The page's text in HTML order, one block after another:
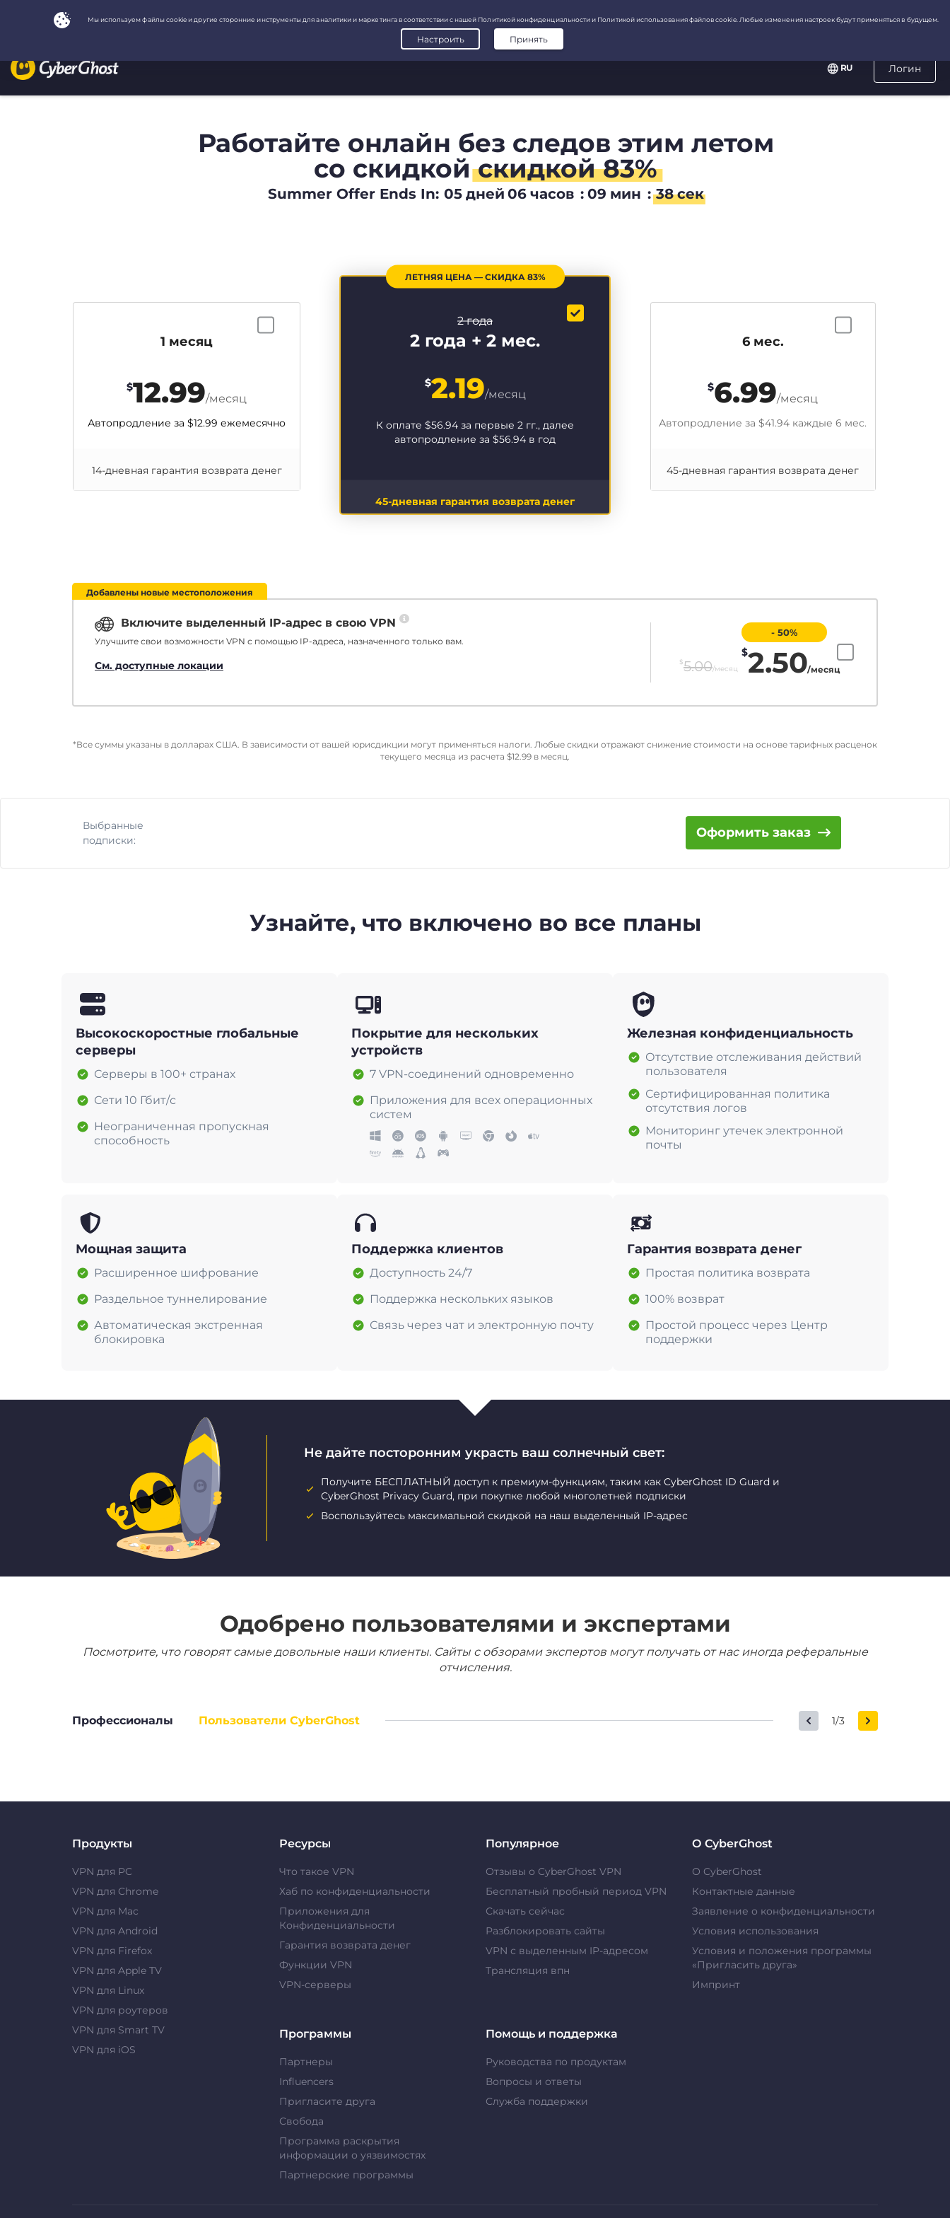
Логин
RU
Работайте онлайн без следов этим летом
со скидкойскидкой 83%
Summer Offer Ends In: 05 дней 06 часов : 09 мин : 37 сек
ЛЕТНЯЯ ЦЕНА — СКИДКА 83%
2 года
2 года + 2 мес.
$2.19/месяц
К оплате $56.94 за первые 2 гг., далее
автопродление за $56.94 в год
45-дневная гарантия возврата денег
6 мес.
$6.99/месяц
Автопродление за $41.94 каждые 6 мес.
45-дневная гарантия возврата денег
1 месяц
$12.99/месяц
Автопродление за $12.99 ежемесячно
14-дневная гарантия возврата денег
Добавлены новые местоположения
Включите выделенный IP-адрес в свою VPN
Улучшите свои возможности VPN с помощью IP-адреса, назначенного только вам.
См. доступные локации $5.00/месяц
- 50%
$2.50/месяц
*Все суммы указаны в долларах США. В зависимости от вашей юрисдикции могут применяться налоги. Любые скидки отражают снижение стоимости на основе тарифных расценок
текущего месяца из расчета $12.99 в месяц.
Выбранные
подписки:
Оформить заказ
Узнайте, что включено во все планы
Высокоскоростные глобальные
серверы
Серверы в 100+ странах
Сети 10 Гбит/с
Неограниченная пропускная
способность
Покрытие для нескольких
устройств
7 VPN-соединений одновременно
Приложения для всех операционных
систем
Железная конфиденциальность
Отсутствие отслеживания действий
пользователя
Сертифицированная политика
отсутствия логов
Мониторинг утечек электронной
почты
Мощная защита
Расширенное шифрование
Раздельное туннелирование
Автоматическая экстренная
блокировка
Поддержка клиентов
Доступность 24/7
Поддержка нескольких языков
Связь через чат и электронную почту
Гарантия возврата денег
Простая политика возврата
100% возврат
Простой процесс через Центр
поддержки
Не дайте посторонним украсть ваш солнечный свет:
Получите БЕСПЛАТНЫЙ доступ к премиум-функциям, таким как CyberGhost ID Guard и
CyberGhost Privacy Guard, при покупке любой многолетней подписки
Воспользуйтесь максимальной скидкой на наш выделенный IP-адрес
Одобрено пользователями и экспертами
Посмотрите, что говорят самые довольные наши клиенты. Сайты с обзорами экспертов могут получать от нас иногда реферальные
отчисления.
Профессионалы Пользователи CyberGhost 1/3
Продукты
VPN для PC
VPN для Chrome
VPN для Mac
VPN для Android
VPN для Firefox
VPN для Apple TV
VPN для Linux
VPN для роутеров
VPN для Smart TV
VPN для iOS
Ресурсы
Что такое VPN
Хаб по конфиденциальности
Приложения для
Конфиденциальности
Гарантия возврата денег
Функции VPN
VPN-серверы
Популярное
Отзывы о CyberGhost VPN
Бесплатный пробный период VPN
Скачать сейчас
Разблокировать сайты
VPN с выделенным IP-адресом
Tрансляция впн
О CyberGhost
О CyberGhost
Контактные данные
Заявление о конфиденциальности
Условия использования
Условия и положения программы
«Пригласить друга»
Импринт
Программы
Партнеры
Influencers
Пригласите друга
Свобода
Программа раскрытия
информации о уязвимостях
Партнерские программы
Помощь и поддержка
Руководства по продуктам
Вопросы и ответы
Служба поддержки